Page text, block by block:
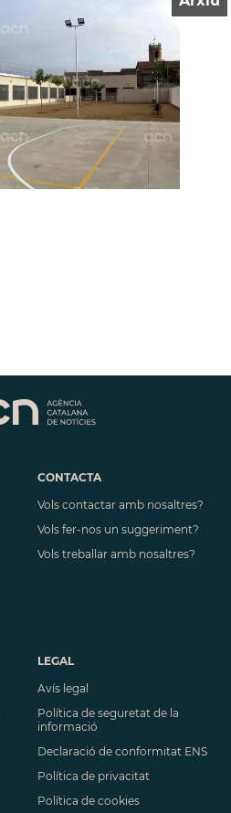
CONTACTA
Vols contactar amb nosaltres?
Vols fer-nos un suggeriment?
Vols treballar amb nosaltres?
LEGAL
Avís legal
Política de seguretat de la
informació
Declaració de conformitat ENS
Política de privacitat
Política de cookies